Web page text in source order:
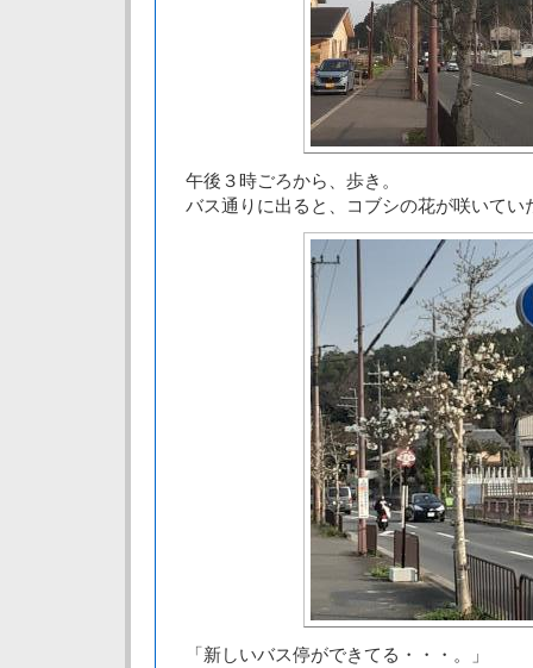
午後３時ごろから、歩き。
バス通りに出ると、コブシの花が咲いてい
「新しいバス停ができてる・・・。」